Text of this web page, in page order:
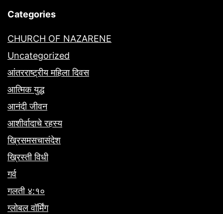
Categories
CHURCH OF NAZARENE
Uncategorized
आंतरराष्ट्रीय महिला दिवस
आत्मिक युद्ध
आनंदी जीवन
आशीर्वादाचे रहस्य
ख्रिसमसचासंदेश
ख्रिस्ती विधी
गर्व
गलती ४:१०
ग्लोबल वॉर्मिंग